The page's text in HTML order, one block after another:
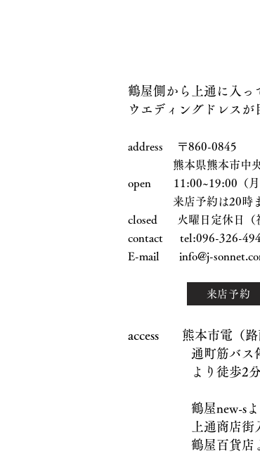
鶴屋側から上通に入っ
ウエディングドレスが
address 〒860-0845
熊本県熊本市中央区
open 11:00~19:00（月
来店予約は20時ま
closed 火曜日定休日（
contact tel:096-326-
E-mail info@j-
来店予約
access 熊本市電（路
通町筋バス停（熊
より徒歩2
鶴屋new-sより
上通商店街入り
鶴屋百貨店よ